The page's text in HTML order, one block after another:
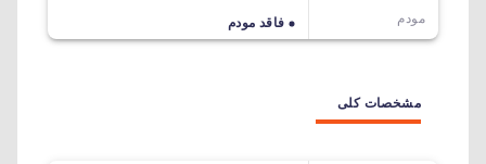
مودم فاقد مودم
مشخصات کلی